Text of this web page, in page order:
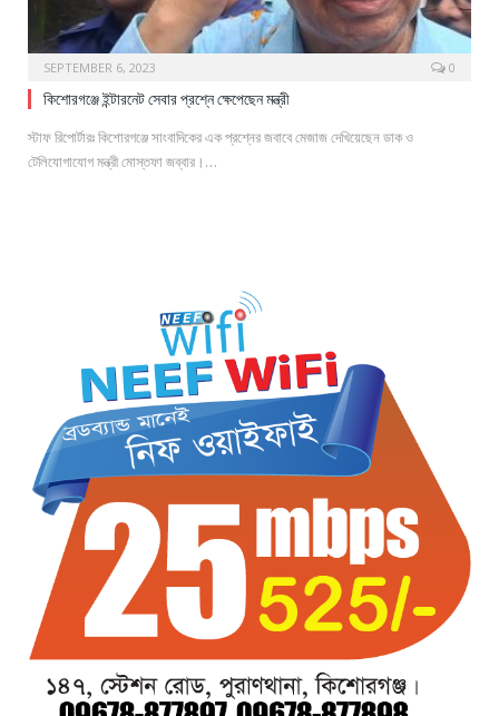
SEPTEMBER 6, 2023 0
কিশোরগঞ্জে ইন্টারনেট সেবার প্রশ্নে ক্ষেপেছেন মন্ত্রী
স্টাফ রিপোর্টারঃ কিশোরগঞ্জে সাংবাদিকের এক প্রশ্নের জবাবে মেজাজ দেখিয়েছেন ডাক ও
টেলিযোগাযোগ মন্ত্রী মোস্তফা জব্বার।…